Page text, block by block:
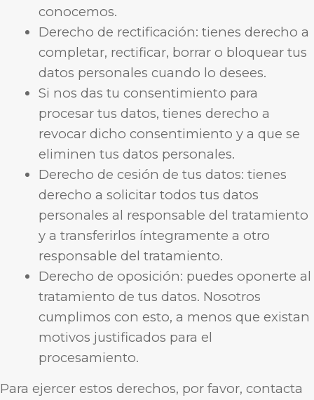
conocemos.
Derecho de rectificación: tienes derecho a
completar, rectificar, borrar o bloquear tus
datos personales cuando lo desees.
Si nos das tu consentimiento para
procesar tus datos, tienes derecho a
revocar dicho consentimiento y a que se
eliminen tus datos personales.
Derecho de cesión de tus datos: tienes
derecho a solicitar todos tus datos
personales al responsable del tratamiento
y a transferirlos íntegramente a otro
responsable del tratamiento.
Derecho de oposición: puedes oponerte al
tratamiento de tus datos. Nosotros
cumplimos con esto, a menos que existan
motivos justificados para el
procesamiento.
Para ejercer estos derechos, por favor, contacta